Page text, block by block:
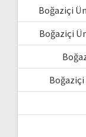
Boğaziçi
Boğaziçi